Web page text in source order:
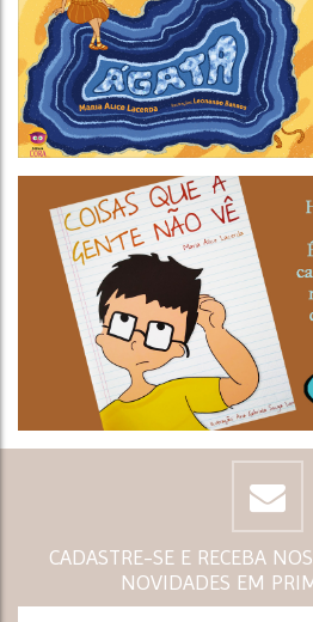
CADASTRE-SE E RECEBA
NOVIDADES EM